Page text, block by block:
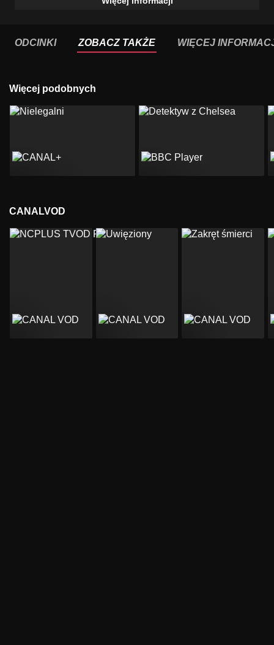
ODCINKI ZOBACZ TAKŻE WIĘCEJ
Więcej podobnych
CANALVOD